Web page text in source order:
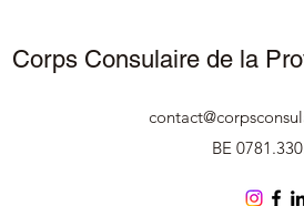
Corps Consulaire de la
BE